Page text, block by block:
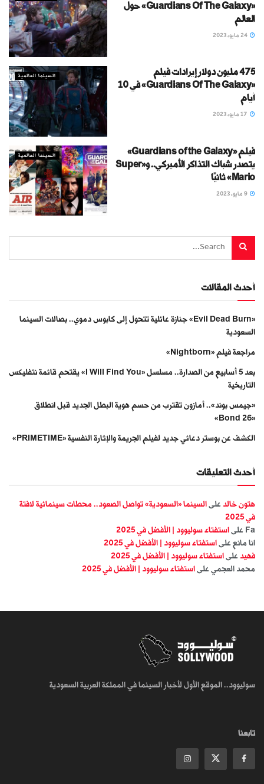
«Guardians Of The Galaxy» حول
العالم
السينما العالمية
475 مليون دولار إيرادات فيلم
«Guardians Of The Galaxy» في 10
أيام
السينما العالمية
فيلم «Guardians of the Galaxy»
يتصدر شباك التذاكر الأميركي.. و«Super
Mario» ثانيًا
أحدث المقالات
«Evil Dead Burn» جنازة عائلية تتحول إلى كابوس دموي.. بصالات السينما
السعودية
مراجعة فيلم «Nightborn»
بعد 5 أسابيع من الصدارة.. مسلسل «I Will Find You» يقتحم قائمة نتفليكس
التاريخية
«جيمس بوند».. أمازون تقترب من حسم هوية البطل الجديد قبل انطلاق
«Bond 26»
الكشف عن بوستر دعائي جديد لفيلم الجريمة والإثارة النفسية «PRIMETIME»
أحدث التعليقات
هتون خالد على السينما «السعودية» تواصل الصعود.. محطات سينمائية لافتة
في 2025
Fa على استفتاء سوليوود | الأفضل في 2025
انا مانع على استفتاء سوليوود | الأفضل في 2025
فهيد على استفتاء سوليوود | الأفضل في 2025
محمد العجمي على استفتاء سوليوود | الأفضل في 2025
سوليوود.. الموقع الأول لأخبار السينما في المملكة العربية السعودية
تابعنا